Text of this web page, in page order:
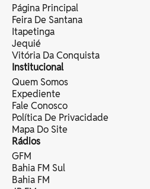
Página Principal
Feira De Santana
Itapetinga
Jequié
Vitória Da Conquista
Institucional
Quem Somos
Expediente
Fale Conosco
Política De Privacidade
Mapa Do Site
Rádios
GFM
Bahia FM Sul
Bahia FM